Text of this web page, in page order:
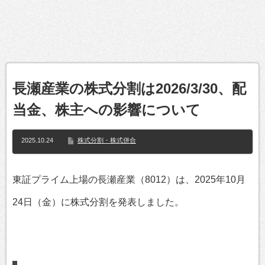
長瀬産業の株式分割は2026/3/30、配
当金、株主への影響について
2025.10.24 株式分割・株式併合
東証プライム上場の長瀬産業（8012）は、2025年10月
24日（金）に株式分割を発表しました。